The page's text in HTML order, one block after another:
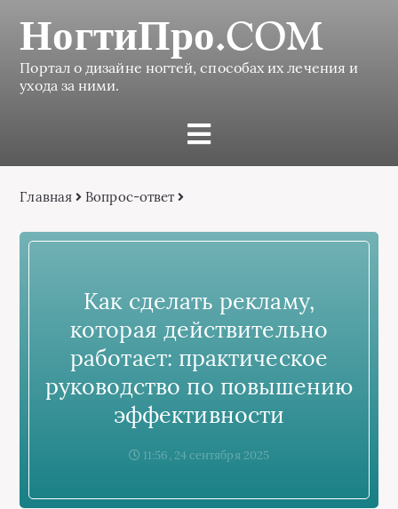
НогтиПро.COM
Портал о дизайне ногтей, способах их лечения и
ухода за ними.
Главная Вопрос-ответ
Как сделать рекламу,
которая действительно
работает: практическое
руководство по повышению
эффективности
11:56, 24 сентября 2025